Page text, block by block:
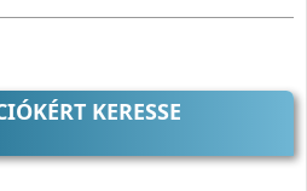
KERESSE